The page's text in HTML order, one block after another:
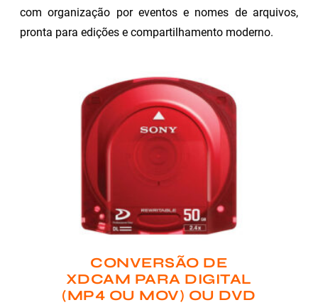
com organização por eventos e nomes de arquivos,
pronta para edições e compartilhamento moderno.
CONVERSÃO DE
XDCAM PARA DIGITAL
(MP4 OU MOV) OU DVD